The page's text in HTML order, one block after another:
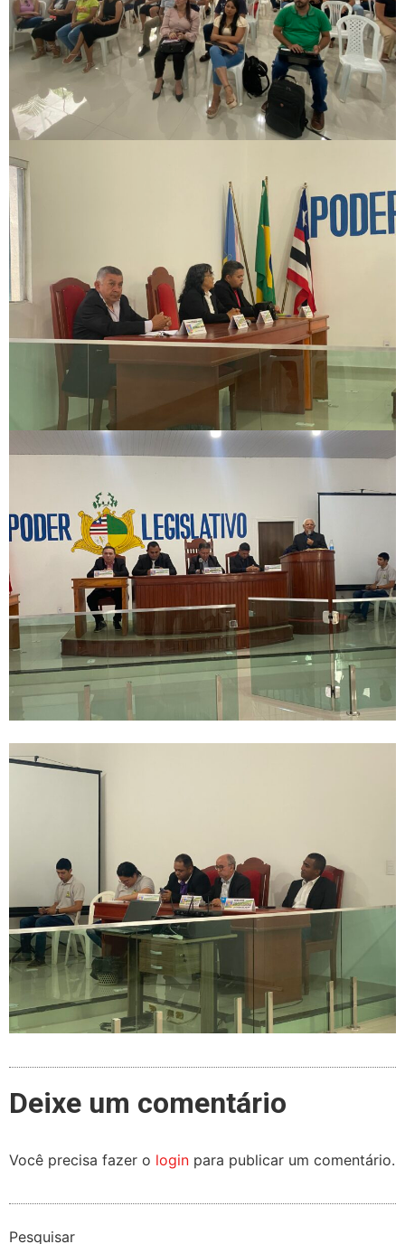
Deixe um comentário
Você precisa fazer o login para publicar um comentário.
Pesquisar